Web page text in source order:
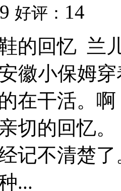
好评： 14
鞋的回忆
徽小保姆
在干活。
亲切的回
记不清楚
...